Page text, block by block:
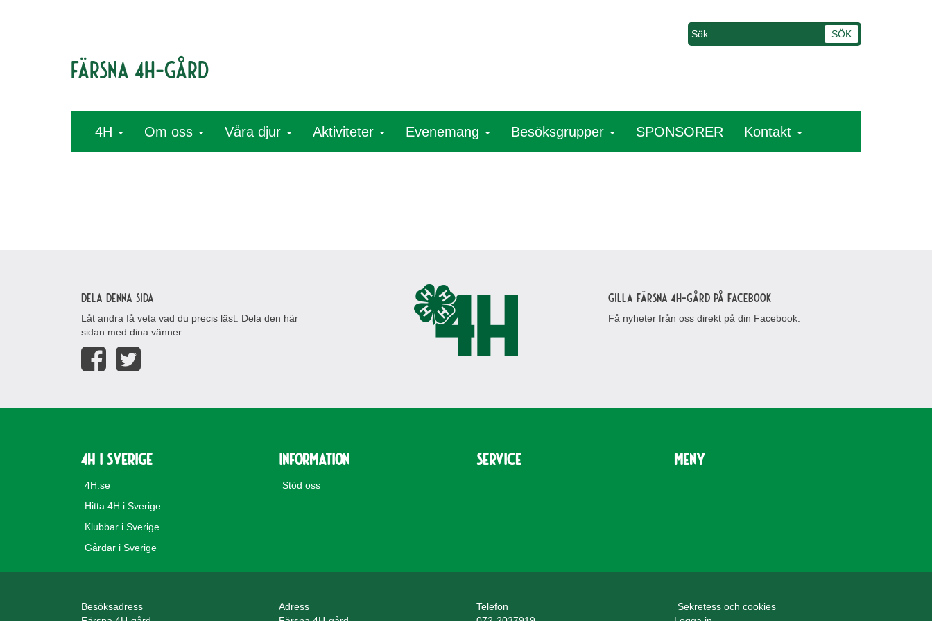
Färsna 4H-gård
4H Om oss Våra djur Aktiviteter Evenemang Besöksgrupper SPONSORER Kontakt
Dela denna sida
Låt andra få veta vad du precis läst. Dela den här
sidan med dina vänner.
Gilla Färsna 4H-gård på Facebook
Få nyheter från oss direkt på din Facebook.
4H i Sverige
4H.se
Hitta 4H i Sverige
Klubbar i Sverige
Gårdar i Sverige
Information
Stöd oss
Service Meny
Besöksadress
Adress
Telefon
Sekretess och cookies